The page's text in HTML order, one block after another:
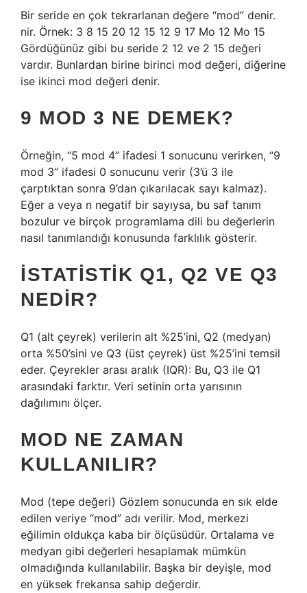
Bir seride en çok tekrarlanan değere “mod” denir.
nir. Örnek: 3 8 15 20 12 15 12 9 17 Mo 12 Mo 15
Gördüğünüz gibi bu seride 2 12 ve 2 15 değeri
vardır. Bunlardan birine birinci mod değeri, diğerine
ise ikinci mod değeri denir.
9 MOD 3 NE DEMEK?
Örneğin, “5 mod 4” ifadesi 1 sonucunu verirken, “9
mod 3” ifadesi 0 sonucunu verir (3’ü 3 ile
çarptıktan sonra 9’dan çıkarılacak sayı kalmaz).
Eğer a veya n negatif bir sayıysa, bu saf tanım
bozulur ve birçok programlama dili bu değerlerin
nasıl tanımlandığı konusunda farklılık gösterir.
İSTATISTIK Q1, Q2 VE Q3
NEDIR?
Q1 (alt çeyrek) verilerin alt %25’ini, Q2 (medyan)
orta %50’sini ve Q3 (üst çeyrek) üst %25’ini temsil
eder. Çeyrekler arası aralık (IQR): Bu, Q3 ile Q1
arasındaki farktır. Veri setinin orta yarısının
dağılımını ölçer.
MOD NE ZAMAN
KULLANILIR?
Mod (tepe değeri) Gözlem sonucunda en sık elde
edilen veriye “mod” adı verilir. Mod, merkezi
eğilimin oldukça kaba bir ölçüsüdür. Ortalama ve
medyan gibi değerleri hesaplamak mümkün
olmadığında kullanılabilir. Başka bir deyişle, mod
en yüksek frekansa sahip değerdir.